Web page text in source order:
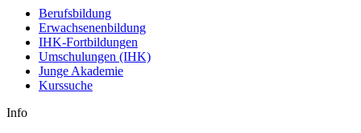
Berufsbildung
Erwachsenenbildung
IHK-Fortbildungen
Umschulungen (IHK)
Junge Akademie
Kurssuche
Info